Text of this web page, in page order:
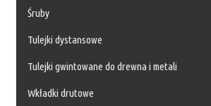
Śruby
Tulejki dystansowe
Tulejki gwintowane do drewna i metali
Wkładki drutowe